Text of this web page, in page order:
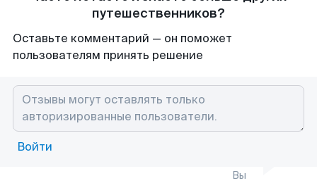
путешественников?
Оставьте комментарий — он поможет
пользователям принять решение
Войти
Вы